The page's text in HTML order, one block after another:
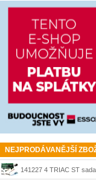
NEJPRODÁVANĚJŠÍ
141227 4 TRIAC ST